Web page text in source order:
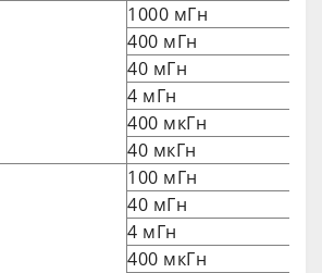
1000 мГн
400 мГн
40 мГн
4 мГн
400 мкГн
40 мкГн
100 мГн
40 мГн
4 мГн
400 мкГн